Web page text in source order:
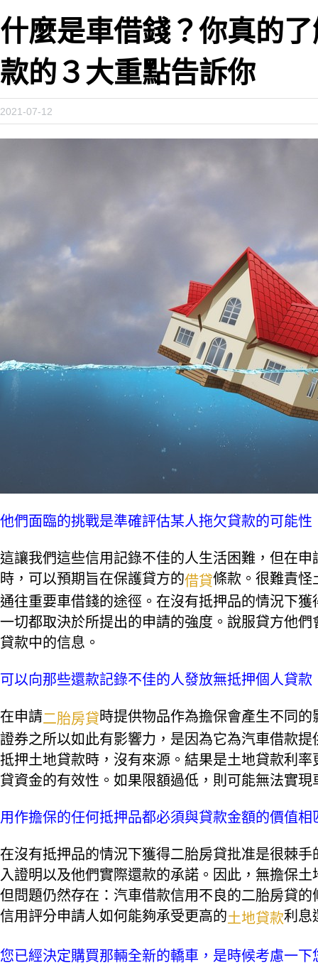
什麼是車借錢？你真的
款的３大重點告訴你
2021-07-12
他們面臨的挑戰是準確評估某人拖欠貸款的可能性
這讓我們這些信用記錄不佳的人生活困難，但在
時，可以預期旨在保護貸方的借貸條款。很難責怪
通往重要車借錢的途徑。在沒有抵押品的情況下
一切都取決於所提出的申請的強度。說服貸方他
貸款中的信息。
可以向那些還款記錄不佳的人發放無抵押個人貸
在申請二胎房貸時提供物品作為擔保會產生不同
證券之所以如此有影響力，是因為它為汽車借款
抵押土地貸款時，沒有來源。結果是土地貸款利
貸資金的有效性。如果限額過低，則可能無法實現
用作擔保的任何抵押品都必須與貸款金額的價值
在沒有抵押品的情況下獲得二胎房貸批准是很棘
入證明以及他們實際還款的承諾。因此，無擔保
但問題仍然存在：汽車借款信用不良的二胎房貸
信用評分申請人如何能夠承受更高的土地貸款利息
您已經決定購買那輛全​​新的轎車，是時候考慮一下